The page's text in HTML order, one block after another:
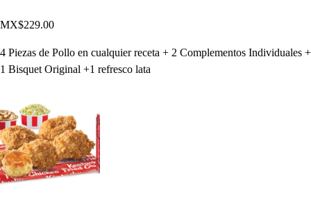
MX$229.00
4 Piezas de Pollo en cualquier receta + 2 Complementos Individuales +
1 Bisquet Original +1 refresco lata